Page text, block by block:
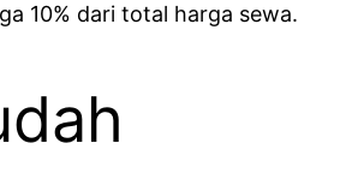
10% dari total harga sewa.